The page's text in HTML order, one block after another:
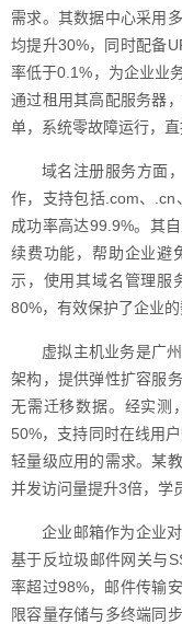
需求。其数据中心采用
均提升30%，同时配备
率低于0.1%，为企业业
通过租用其高配服务器
单，系统零故障运行，
域名注册服务方面
作，支持包括.com、
成功率高达99.9%。其
续费功能，帮助企业避
示，使用其域名管理服
80%，有效保护了企业的
虚拟主机业务是广
架构，提供弹性扩容服
无需迁移数据。经实测
50%，支持同时在线用
轻量级应用的需求。某
并发访问量提升3倍，学
企业邮箱作为企业
基于反垃圾邮件网关与
率超过98%，邮件传输
限容量存储与多终端同